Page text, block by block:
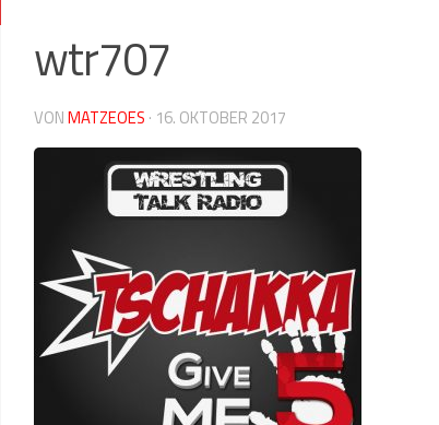
wtr707
VONMATZEOES · 16. OKTOBER 2017